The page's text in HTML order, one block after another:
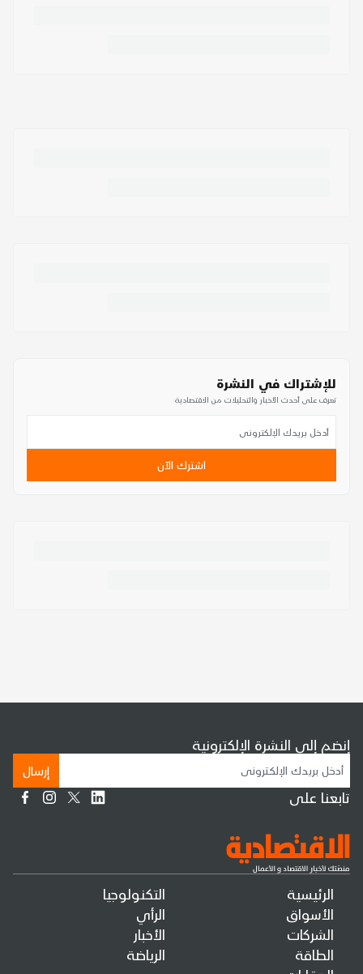
للإشتراك في النشرة
تعرف على أحدث الأخبار والتحليلات من الاقتصادية
اشترك الآن
الرئيسية
الأسواق
الشركات
الطاقة
التكنولوجيا
الرأي
الأخبار
الرياضة
إنضم إلى النشرة الإلكترونية
إرسال
تابعنا على